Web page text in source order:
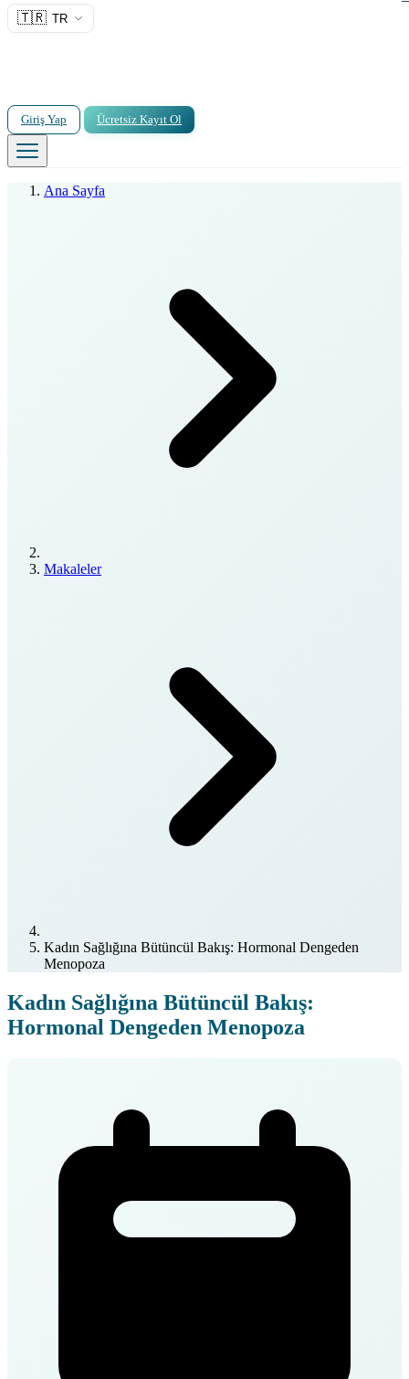
🇹🇷 TR
Giriş Yap Ücretsiz Kayıt Ol
Ana Sayfa
Makaleler
Kadın Sağlığına Bütüncül Bakış: Hormonal Dengeden
Menopoza
Kadın Sağlığına Bütüncül Bakış:
Hormonal Dengeden Menopoza